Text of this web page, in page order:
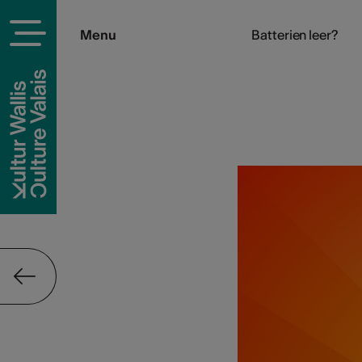
Menu Batterien leer?